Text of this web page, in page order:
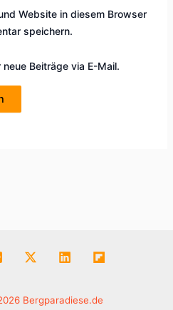
Website in diesem Browser
speichern.
Beiträge via E-Mail.
Bergparadiese.de